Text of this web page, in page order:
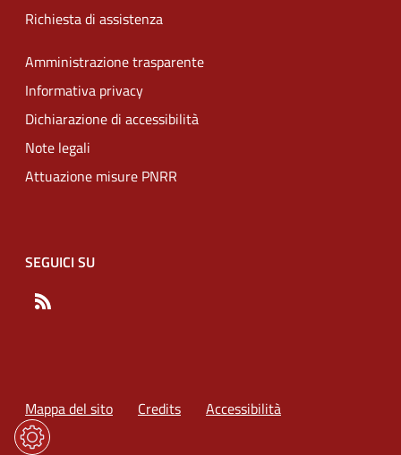
Richiesta di assistenza
Amministrazione trasparente
Informativa privacy
Dichiarazione di accessibilità
Note legali
Attuazione misure PNRR
SEGUICI SU
Mappa del sito Credits Accessibilità